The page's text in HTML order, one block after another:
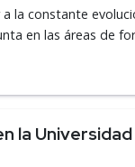
la constante
en las áreas de
la